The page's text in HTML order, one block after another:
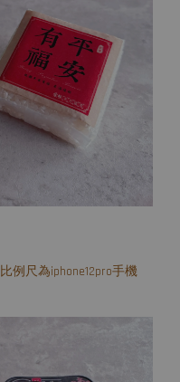
例尺為iphone12pro手機